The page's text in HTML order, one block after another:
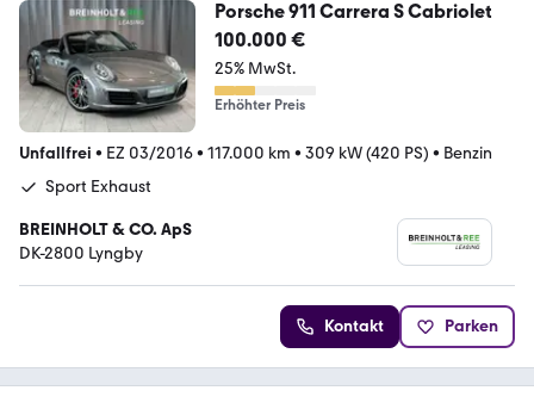
Porsche 911 Carrera S Cabriolet
100.000 €
25% MwSt.
Erhöhter Preis
Unfallfrei • EZ 03/2016• 117.000 km • 309 kW (420 PS) • Benzin
Sport Exhaust
BREINHOLT & CO. ApS
DK-2800 Lyngby
Kontakt Parken